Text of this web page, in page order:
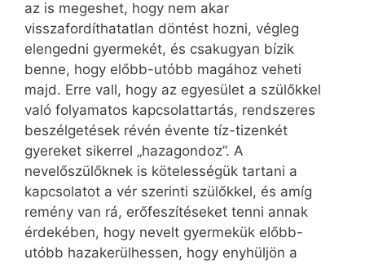
az is megeshet, hogy nem akar
visszafordíthatatlan döntést hozni, végleg
elengedni gyermekét, és csakugyan bízik
benne, hogy előbb-utóbb magához veheti
majd. Erre vall, hogy az egyesület a szülőkkel
való folyamatos kapcsolattartás, rendszeres
beszélgetések révén évente tíz-tizenkét
gyereket sikerrel „hazagondoz”. A
nevelőszülőknek is kötelességük tartani a
kapcsolatot a vér szerinti szülőkkel, és amíg
remény van rá, erőfeszítéseket tenni annak
érdekében, hogy nevelt gyermekük előbb-
utóbb hazakerülhessen, hogy enyhüljön a